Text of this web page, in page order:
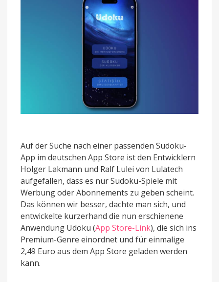
Auf der Suche nach einer passenden Sudoku-
App im deutschen App Store ist den Entwicklern
Holger Lakmann und Ralf Lulei von Lulatech
aufgefallen, dass es nur Sudoku-Spiele mit
Werbung oder Abonnements zu geben scheint.
Das können wir besser, dachte man sich, und
entwickelte kurzerhand die nun erschienene
Anwendung Udoku (App Store-Link), die sich ins
Premium-Genre einordnet und für einmalige
2,49 Euro aus dem App Store geladen werden
kann.